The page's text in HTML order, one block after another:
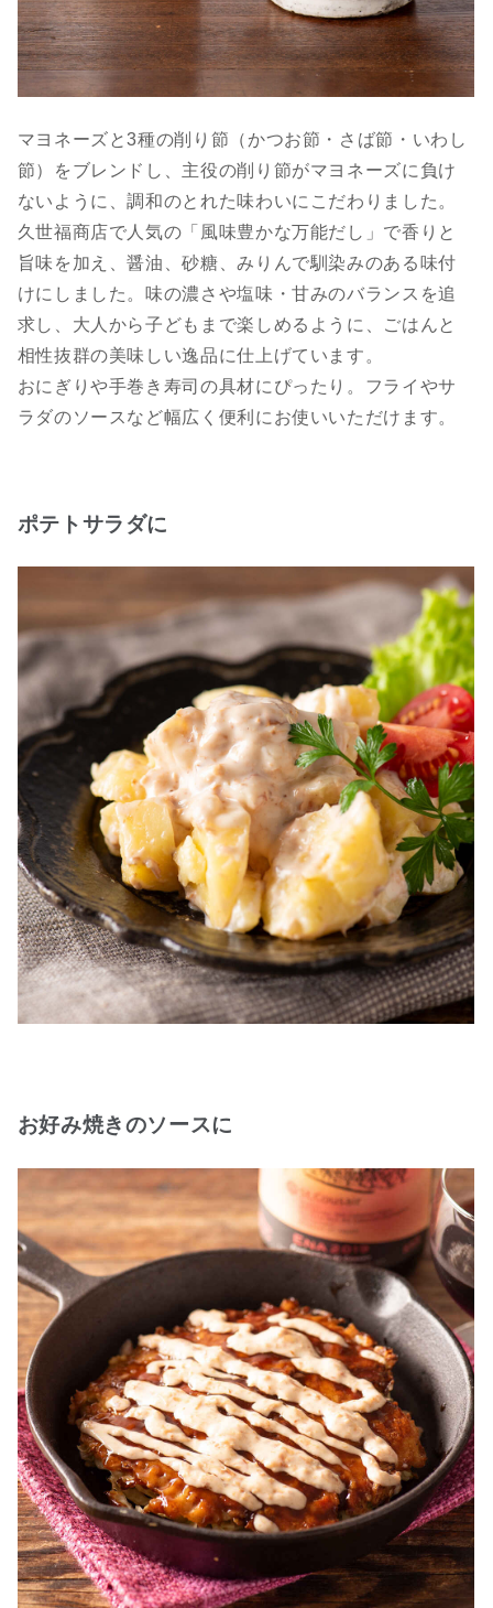
マヨネーズと3種の削り節（かつお節・さば節・いわし
節）をブレンドし、主役の削り節がマヨネーズに負け
ないように、調和のとれた味わいにこだわりました。
久世福商店で人気の「風味豊かな万能だし」で香りと
旨味を加え、醤油、砂糖、みりんで馴染みのある味付
けにしました。味の濃さや塩味・甘みのバランスを追
求し、大人から子どもまで楽しめるように、ごはんと
相性抜群の美味しい逸品に仕上げています。
おにぎりや手巻き寿司の具材にぴったり。フライやサ
ラダのソースなど幅広く便利にお使いいただけます。
ポテトサラダに
お好み焼きのソースに